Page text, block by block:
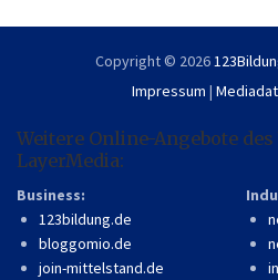
Copyright © 2026
Impressum |
Weitere Online-Angebote
LayerMedia:
Business:
123bildung.de
bloggomio.de
join-mittelstand.de